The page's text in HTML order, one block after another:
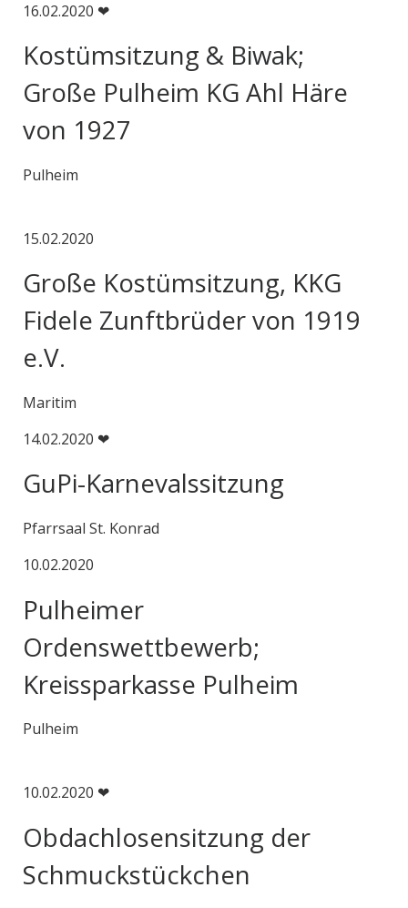
16.02.2020 ❤
Kostümsitzung & Biwak;
Große Pulheim KG Ahl Häre
von 1927
Pulheim
15.02.2020
Große Kostümsitzung, KKG
Fidele Zunftbrüder von 1919
e.V.
Maritim
14.02.2020 ❤
GuPi-Karnevalssitzung
Pfarrsaal St. Konrad
10.02.2020
Pulheimer
Ordenswettbewerb;
Kreissparkasse Pulheim
Pulheim
10.02.2020 ❤
Obdachlosensitzung der
Schmuckstückchen